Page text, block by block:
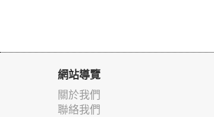
網站導覽
關於我們
聯絡我們